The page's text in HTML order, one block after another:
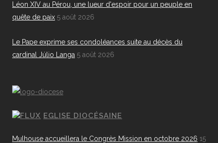
Léon XIV au Pérou, une lueur d'espoir pour un peuple en
quête de paix 5 août 2026
Le Pape exprime ses condoléances suite au décès du
cardinal Júlio Langa 5 août 2026
EGLISE DIOCÉSAINE
Mulhouse accueillera le Congrès Mission en octobre 2026 15